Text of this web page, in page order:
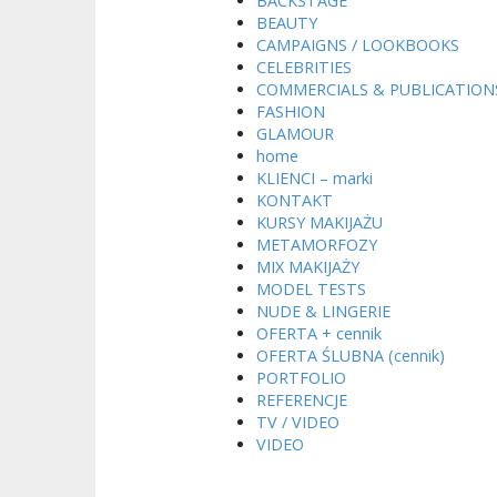
BEAUTY
CAMPAIGNS / LOOKBOOKS
CELEBRITIES
COMMERCIALS &
FASHION
GLAMOUR
home
KLIENCI – marki
KONTAKT
KURSY MAKIJAŻU
METAMORFOZY
MIX MAKIJAŻY
MODEL TESTS
NUDE & LINGERIE
OFERTA + cennik
OFERTA ŚLUBNA (cennik)
PORTFOLIO
REFERENCJE
TV / VIDEO
VIDEO